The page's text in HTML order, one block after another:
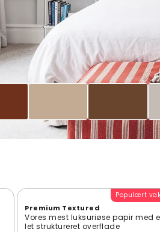
Populært
Premium Textured
Vores mest luksuriøse papir med
let struktureret overflade